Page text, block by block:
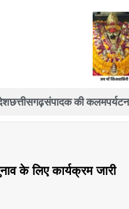
छत्तीसगढ़संपादक की कलमपर्यटन
के लिए कार्यक्रम जारी